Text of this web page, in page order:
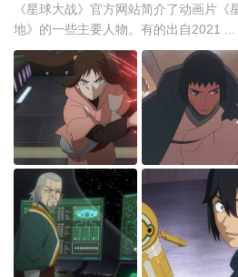
《星球大战》官方网站简介了动画片
地》的一些主要人物。有的出自2021 ...